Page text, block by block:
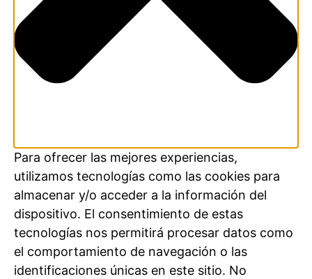
Para ofrecer las mejores experiencias,
utilizamos tecnologías como las cookies para
almacenar y/o acceder a la información del
dispositivo. El consentimiento de estas
tecnologías nos permitirá procesar datos como
el comportamiento de navegación o las
identificaciones únicas en este sitio. No